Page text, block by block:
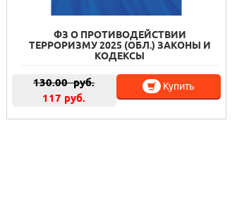
ФЗ О ПРОТИВОДЕЙСТВИИ
ТЕРРОРИЗМУ 2025 (ОБЛ.) ЗАКОНЫ И
КОДЕКСЫ
130.00руб.
117 руб.
Купить